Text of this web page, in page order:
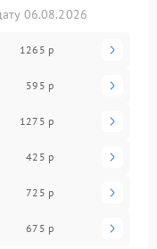
06.08.2026
1265 р
595 р
1275 р
425 р
725 р
675 р